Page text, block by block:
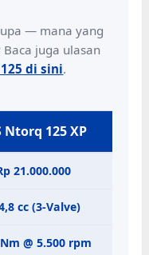
— mana yang
juga ulasan
di sini.
Ntorq 125 XP
21.000.000
cc (3-Valve)
@ 5.500 rpm